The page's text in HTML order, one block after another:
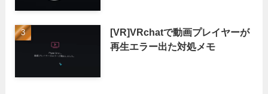
[VR]VRchatで動画プレイヤーが
再生エラー出た対処メモ